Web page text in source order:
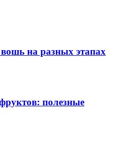
на разных этапах
полезные